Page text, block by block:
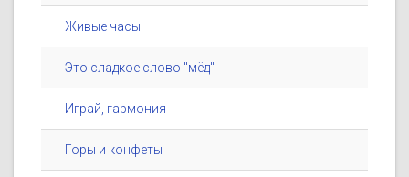
Живые часы
Это сладкое слово "мёд"
Играй, гармония
Горы и конфеты